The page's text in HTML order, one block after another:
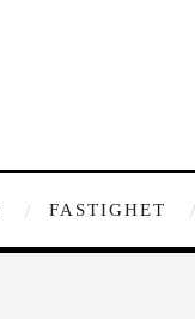
FASTIGHET